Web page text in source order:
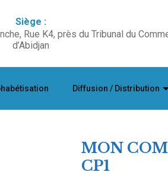
Siège :
Rue K4, près du Tribunal du
d’Abidjan
Diffusion / Distribution
MON
CP1